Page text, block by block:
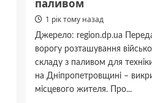
паливом
1 рік тому назад
Джерело: region.dp.ua
ворогу розташування
складу з паливом для
на Дніпропетровщині –
місцевого жителя. Про...